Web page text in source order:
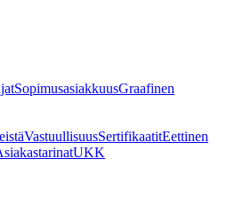
SopimusasiakkuusGraafinen
VastuullisuusSertifikaatitEettinen
UKK